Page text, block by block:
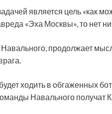
является цель «как
«Эха Москвы», то нет
продолжает
ходить в обгаженных
Навального